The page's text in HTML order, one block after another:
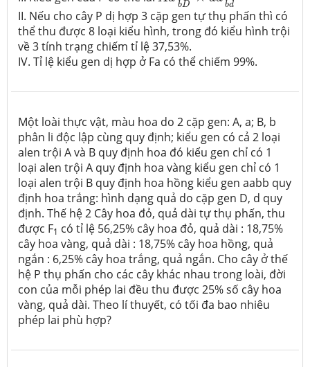
bD
bd
II. Nếu cho cây P dị hợp 3 cặp gen tự thụ phấn thì có
thể thu được 8 loại kiểu hình, trong đó kiểu hình trội
về 3 tính trạng chiếm tỉ lệ 37,53%.
IV. Tỉ lệ kiểu gen dị hợp ở Fa có thể chiếm 99%.
Một loài thực vật, màu hoa do 2 cặp gen: A, a; B, b
phân li độc lập cùng quy định; kiểu gen có cả 2 loại
alen trội A và B quy định hoa đó kiểu gen chỉ có 1
loại alen trội A quy định hoa vàng kiểu gen chỉ có 1
loại alen trội B quy định hoa hồng kiểu gen aabb quy
định hoa trắng: hình dạng quả do cặp gen D, d quy
định. Thế hệ 2 Cây hoa đỏ, quả dài tự thụ phấn, thu
được F1 có tỉ lệ 56,25% cây hoa đỏ, quả dài : 18,75%
cây hoa vàng, quả dài : 18,75% cây hoa hồng, quả
ngắn : 6,25% cây hoa trắng, quả ngắn. Cho cây ở thế
hệ P thụ phấn cho các cây khác nhau trong loài, đời
con của mỗi phép lai đều thu được 25% số cây hoa
vàng, quả dài. Theo lí thuyết, có tối đa bao nhiêu
phép lai phù hợp?